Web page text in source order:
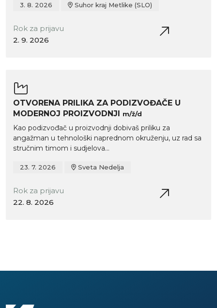
3. 8. 2026 Suhor kraj Metlike (SLO)
Rok za prijavu
2. 9. 2026
OTVORENA PRILIKA ZA PODIZVOĐAČE U
MODERNOJ PROIZVODNJI
m/ž/d
Kao podizvođač u proizvodnji dobivaš priliku za
angažman u tehnološki naprednom okruženju, uz rad sa
stručnim timom i sudjelova...
23. 7. 2026 Sveta Nedelja
Rok za prijavu
22. 8. 2026